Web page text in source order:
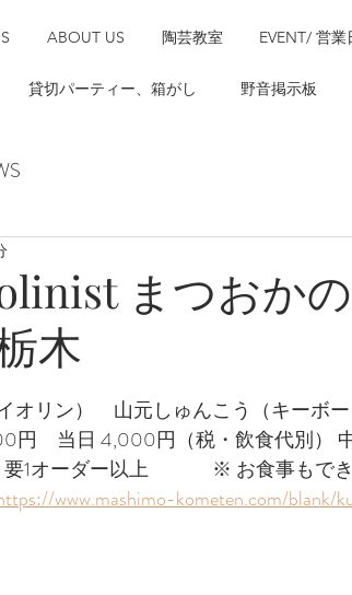
ABOUT US 陶芸教室 EVENT/ 営
貸切パーティー、箱がし 野音掲示板
まつおか
木
オリン）　山元しゅんこう（キーボ
円　当日 4,000円（税・飲食代別）
1オーダー以上　　　 ※ お食事もで
www.mashimo-kometen.com/blank/